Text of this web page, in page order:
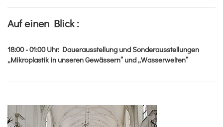
Auf einen Blick :
18:00 - 01:00Uhr: Dauerausstellung und Sonderausstellungen
„Mikroplastik in unseren Gewässern“ und „Wasserwelten“